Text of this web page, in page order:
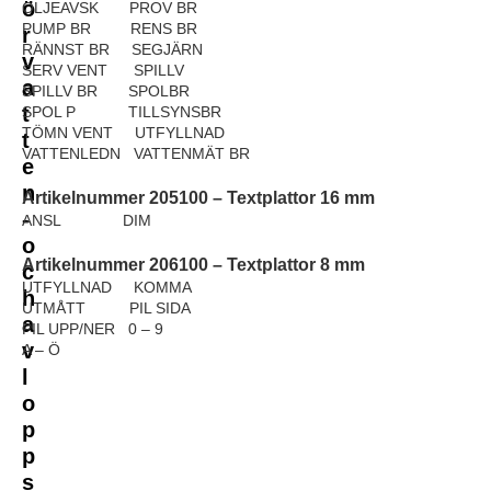
ö
r
v
a
t
t
e
n
-
o
c
h
a
v
o
p
p
s
OLJEAVSK PROV BR
PUMP BR RENS BR
RÄNNST BR SEGJÄRN
SERV VENT SPILLV
SPILLV BR SPOLBR
SPOL P TILLSYNSBR
TÖMN VENT UTFYLLNAD
VATTENLEDN VATTENMÄT BR
Artikelnummer 205100 – Textplattor 16 mm
ANSL DIM
Artikelnummer 206100 – Textplattor 8 mm
UTFYLLNAD KOMMA
UTMÅTT PIL SIDA
PIL UPP/NER 0 – 9
A – Ö